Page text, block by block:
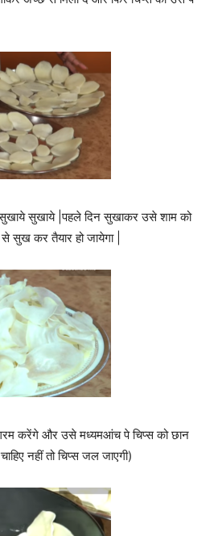
सुखाये |पहले दिन सुखाकर उसे शाम को
कर तैयार हो जायेगा |
करेंगे और उसे मध्यमआंच पे चिप्स को छान
नहीं तो चिप्स जल जाएगी)